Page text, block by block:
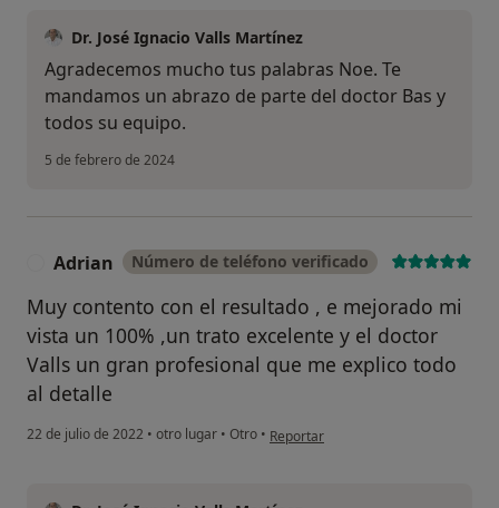
Dr. José Ignacio Valls Martínez
Agradecemos mucho tus palabras Noe. Te
mandamos un abrazo de parte del doctor Bas y
todos su equipo.
5 de febrero de 2024
Adrian Número de teléfono verificado
Muy contento con el resultado , e mejorado mi
vista un 100% ,un trato excelente y el doctor
Valls un gran profesional que me explico todo
al detalle
22 de julio de 2022 • otro lugar • Otro • en opinión del usuario Adrian
Reportar